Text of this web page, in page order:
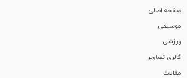
صفحه اصلی
موسیقی
ورزشی
گالری تصاویر
مقالات